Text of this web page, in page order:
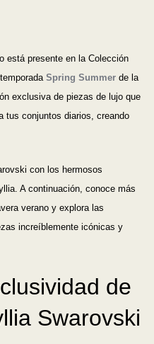
está presente en la Colección
Spring Summer de la
exclusiva de piezas de lujo que
tus conjuntos diarios, creando
con los hermosos
A continuación, conoce más
verano y explora las
increíblemente icónicas y
de
Swarovski